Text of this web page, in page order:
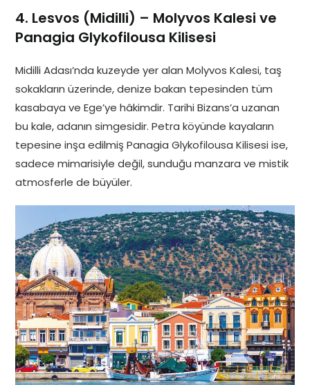
4. Lesvos (Midilli) – Molyvos Kalesi ve
Panagia Glykofilousa Kilisesi
Midilli Adası’nda kuzeyde yer alan Molyvos Kalesi, taş
sokakların üzerinde, denize bakan tepesinden tüm
kasabaya ve Ege’ye hâkimdir. Tarihi Bizans’a uzanan
bu kale, adanın simgesidir. Petra köyünde kayaların
tepesine inşa edilmiş Panagia Glykofilousa Kilisesi ise,
sadece mimarisiyle değil, sunduğu manzara ve mistik
atmosferle de büyüler.